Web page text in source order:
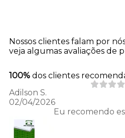
Nossos clientes falam por
veja algumas avaliações de
100% dos clientes
Adilson S.
02/04/2026
Eu recomendo